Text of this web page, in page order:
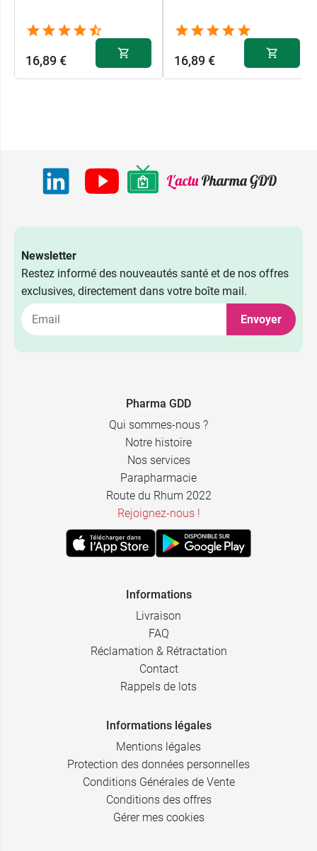
16,89 € 16,89 €
Newsletter
Restez informé des nouveautés santé et de nos offres
exclusives, directement dans votre boîte mail.
Envoyer
Pharma GDD
Qui sommes-nous ?
Notre histoire
Nos services
Parapharmacie
Route du Rhum 2022
Rejoignez-nous !
Informations
Livraison
FAQ
Réclamation & Rétractation
Contact
Rappels de lots
Informations légales
Mentions légales
Protection des données personnelles
Conditions Générales de Vente
Conditions des offres
Gérer mes cookies